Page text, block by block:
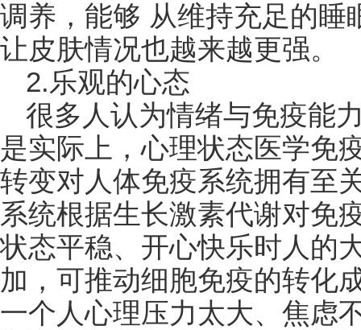
调养，能够 从维持充足的睡
让皮肤情况也越来越更强。
2.乐观的心态
很多人认为情绪与免疫能
是实际上，心理状态医学免
转变对人体免疫系统拥有至
系统根据生长激素代谢对免
状态平稳、开心快乐时人的
加，可推动细胞免疫的转化
一个人心理压力太大、焦虑